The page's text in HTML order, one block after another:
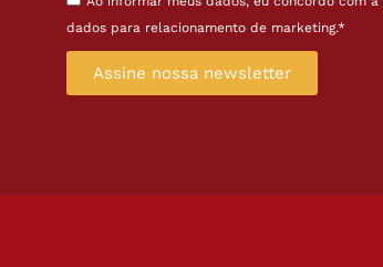
dados para relacionamento de marketing.*
Assine nossa newsletter